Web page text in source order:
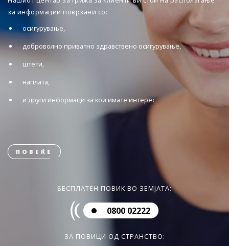
за информации поврзани со:
осигурување,
доброволно приватно здравствено осигурување,
штети,
наплата,
и други информаци за кои имате интерес
ПОВЕЌЕ
БЕСПЛАТЕН ПОВИК ВО ЗЕМЈАТА:
0800 02222
ЗА ПОВИЦИ ОД СТРАНСТВО: